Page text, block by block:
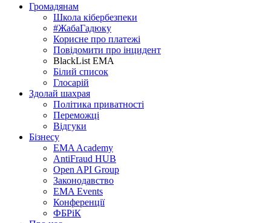
Громадянам
Школа кібербезпеки
#ЖабаГадюку
Корисне про платежі
Повідомити про інцидент
BlackList EMA
Білий список
Глосарій
Здолай шахрая
Політика приватності
Переможцi
Відгуки
Бізнесу
EMA Academy
AntiFraud HUB
Open API Group
Законодавство
EMA Events
Конференції
ФБРіК